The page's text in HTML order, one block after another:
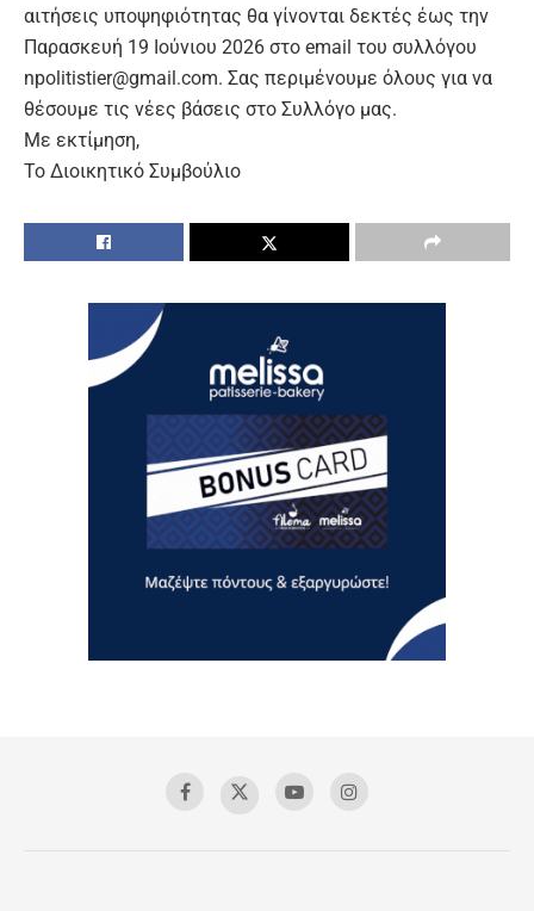
αιτήσεις υποψηφιότητας θα γίνονται δεκτές έως την
Παρασκευή 19 Ιούνιου 2026 στο email του συλλόγου
npolitistier@gmail.com. Σας περιμένουμε όλους για να
θέσουμε τις νέες βάσεις στο Συλλόγο μας.
Με εκτίμηση,
Το Διοικητικό Συμβούλιο